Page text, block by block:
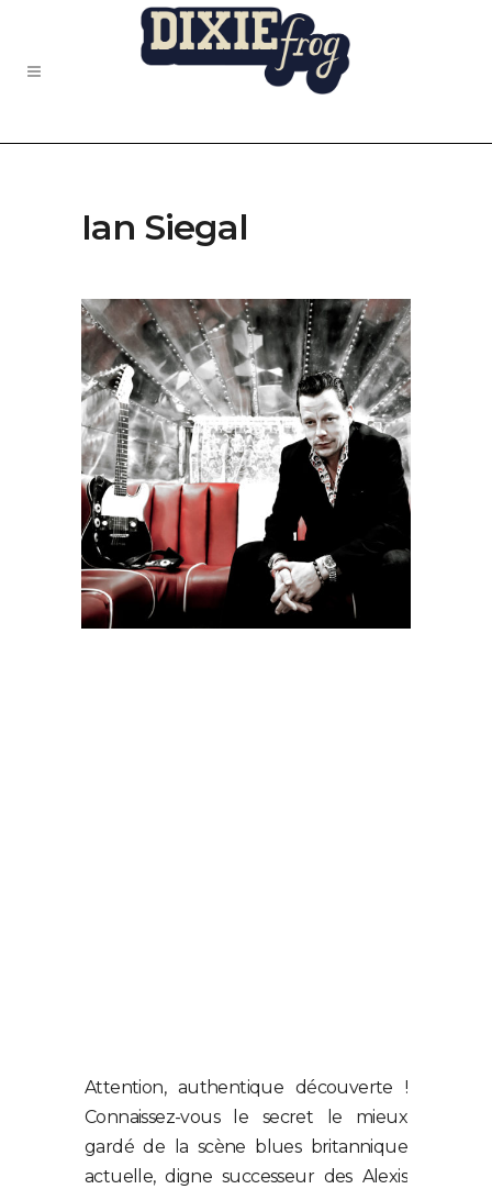
Ian Siegal
Attention, authentique découverte !
Connaissez-vous le secret le mieux
gardé de la scène blues britannique
actuelle, digne successeur des Alexis